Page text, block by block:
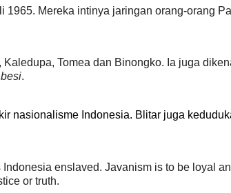
Mereka intinya jaringan orang-orang
Tomea dan Binongko. Ia juga
.
nasionalisme Indonesia. Blitar juga
enslaved. Javanism is to be loyal
or truth.